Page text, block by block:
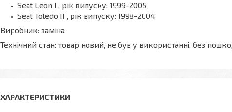
Seat Leon I , рік випуску: 1999-2005
Seat Toledo II , рік випуску: 1998-2004
Виробник: заміна
Технічний стан: товар новий, не був у використанні, без
ХАРАКТЕРИСТИКИ